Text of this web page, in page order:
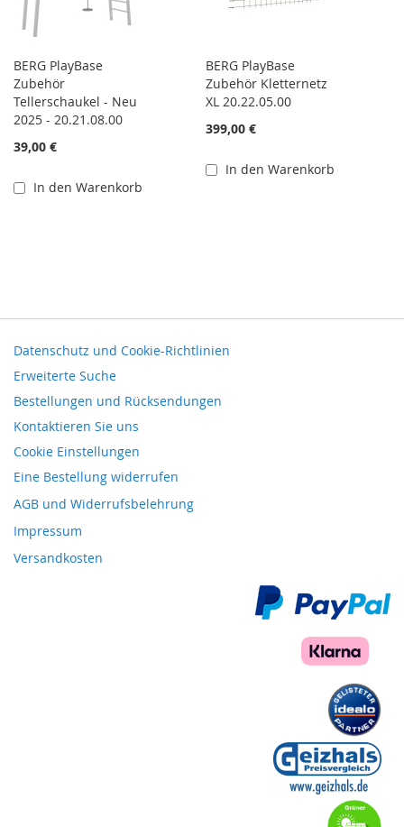
BERG PlayBase
Zubehör
Tellerschaukel - Neu
2025 - 20.21.08.00
39,00 €
In den Warenkorb
BERG PlayBase
Zubehör Kletternetz
XL 20.22.05.00
399,00 €
In den Warenkorb
Datenschutz und Cookie-Richtlinien
Erweiterte Suche
Bestellungen und Rücksendungen
Kontaktieren Sie uns
Cookie Einstellungen
Eine Bestellung widerrufen
AGB und Widerrufsbelehrung
Impressum
Versandkosten